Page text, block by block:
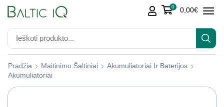
0 0,00€
Pradžia Maitinimo Šaltiniai
Akumuliatoriai Ir Baterijos
Akumuliatoriai